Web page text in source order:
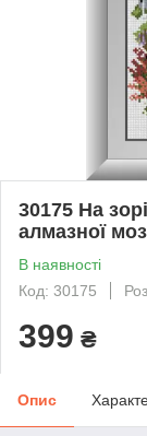
30175 На
алмазної
В наявності
Код: 30175
399 ₴
Опис